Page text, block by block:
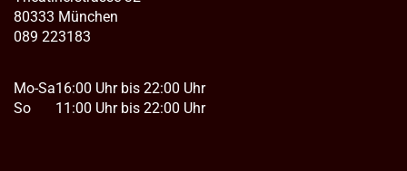
80333 München
089 223183
Mo-Sa
So
16:00 Uhr bis 22:00 Uhr
11:00 Uhr bis 22:00 Uhr